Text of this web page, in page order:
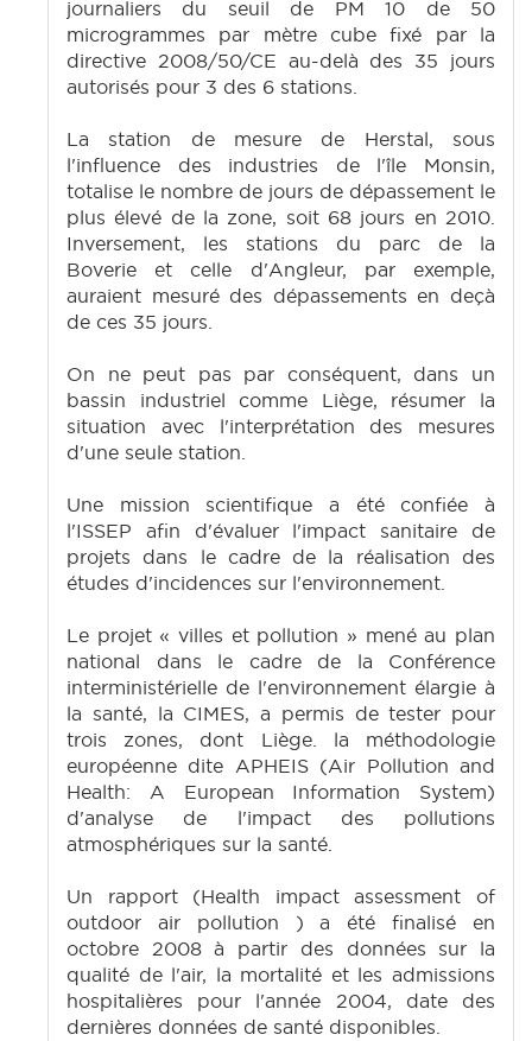
journaliers du seuil de PM 10 de 50
microgrammes par mètre cube fixé par la
directive 2008/50/CE au-delà des 35 jours
autorisés pour 3 des 6 stations.
La station de mesure de Herstal, sous
l'influence des industries de l'île Monsin,
totalise le nombre de jours de dépassement le
plus élevé de la zone, soit 68 jours en 2010.
Inversement, les stations du parc de la
Boverie et celle d'Angleur, par exemple,
auraient mesuré des dépassements en deçà
de ces 35 jours.
On ne peut pas par conséquent, dans un
bassin industriel comme Liège, résumer la
situation avec l'interprétation des mesures
d'une seule station.
Une mission scientifique a été confiée à
l'ISSEP afin d'évaluer l'impact sanitaire de
projets dans le cadre de la réalisation des
études d'incidences sur l'environnement.
Le projet « villes et pollution » mené au plan
national dans le cadre de la Conférence
interministérielle de l'environnement élargie à
la santé, la CIMES, a permis de tester pour
trois zones, dont Liège. la méthodologie
européenne dite APHEIS (Air Pollution and
Health: A European Information System)
d'analyse de l'impact des pollutions
atmosphériques sur la santé.
Un rapport (Health impact assessment of
outdoor air pollution ) a été finalisé en
octobre 2008 à partir des données sur la
qualité de l'air, la mortalité et les admissions
hospitalières pour l'année 2004, date des
dernières données de santé disponibles.